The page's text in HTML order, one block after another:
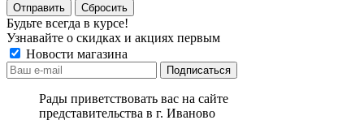
Отправить Сбросить
Будьте всегда в курсе!
Узнавайте о скидках и акциях первым
Новости магазина
Рады приветствовать вас на сайте
представительства в г. Иваново